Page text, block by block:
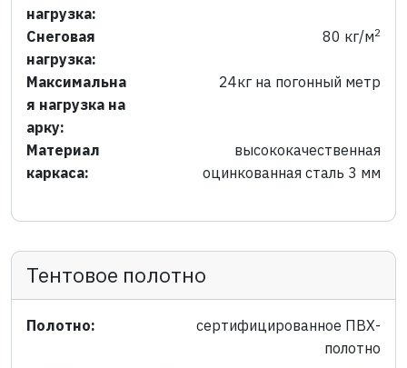
нагрузка:
Снеговая
нагрузка:
80 кг/м2
Максимальна
я нагрузка на
арку:
24кг на погонный метр
Материал
каркаса:
высококачественная
оцинкованная сталь 3 мм
Тентовое полотно
Полотно:
сертифицированное ПВХ-
полотно